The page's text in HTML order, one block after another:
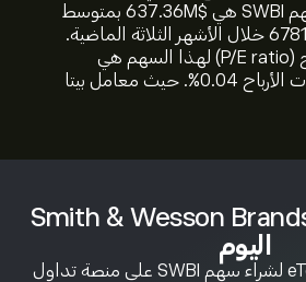
اليوم
قم بإنشاء حساب eToro لشراء سهم SWBI على منصة تداول
السوقية الحالية لسهم SWBI هي 637.36M‎$‎ بمتوسط
حجم تداول 678174.88 خلال الأشهر الثلاثة الماضية.
نسبة السعر إلى الربح (P/E ratio) لهذا السهم هي
34.96، وعائد توزيعات الأرباح 0.04%. حيث معامل بيتا